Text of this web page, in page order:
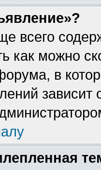
всего
как можно
в
зависит